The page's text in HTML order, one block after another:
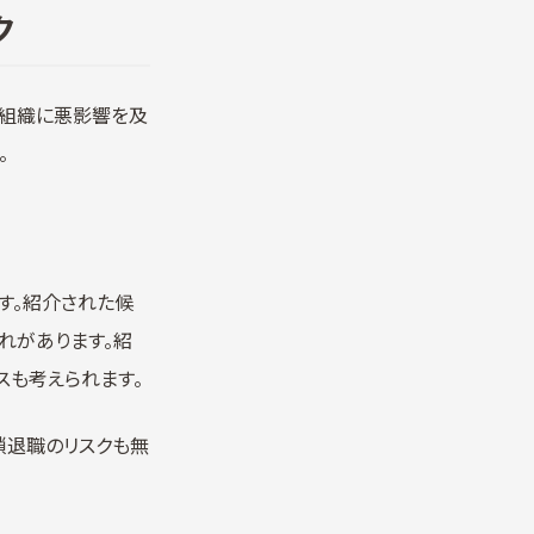
織に悪影響を及
。紹介された候
あります。紹
考えられます。
職のリスクも無